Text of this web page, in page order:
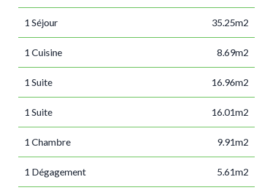
1 Séjour 35.25m2
1 Cuisine 8.69m2
1 Suite 16.96m2
1 Suite 16.01m2
1 Chambre 9.91m2
1 Dégagement 5.61m2